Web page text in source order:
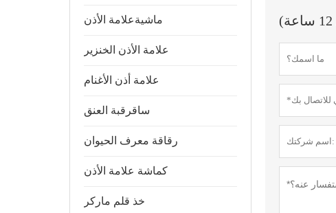
ماشيةعلامة الأذن
علامة الأذن الخنزير
علامة أذن الأغنام
ساقرقبة العنق
رقاقة معرف الحيوان
كماشة علامة الأذن
خذ قلم ماركر